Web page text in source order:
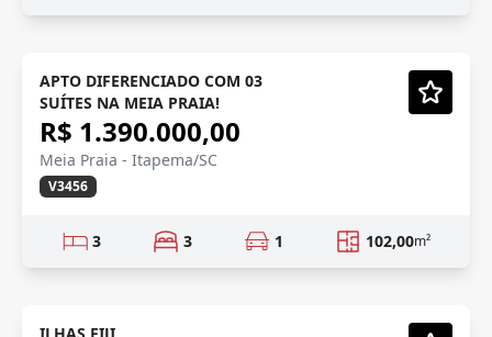
DIFERENCIADO
Vídeo
Em Construção
APTO DIFERENCIADO COM 03
SUÍTES NA MEIA PRAIA!
R$ 1.390.000,00
Meia Praia - Itapema/SC
V3456
3 3 1 102,00m²
MOBILIADO
Mobiliado